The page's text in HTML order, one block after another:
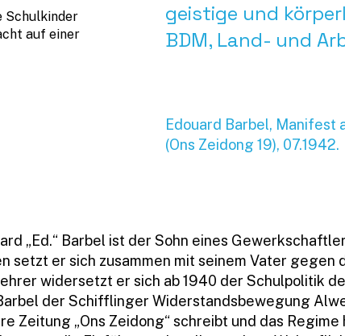
Schulkinder
auf einer
geistige und
BDM, Land- und
Edouard Barbel, Manifest
(Ons Zeidong 19), 07.1942.
„Ed.“ Barbel ist der Sohn eines
setzt er sich zusammen mit seinem Vater gegen
widersetzt er sich ab 1940 der Schulpolitik
der Schifflinger Widerstandsbewegung
Zeitung „Ons Zeidong“ schreibt und das